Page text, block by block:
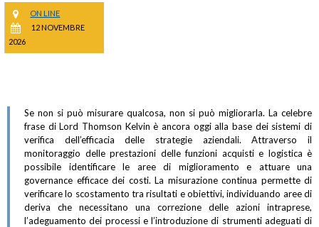
ON LINE
12 NOVEMBRE
2026
Se non si può misurare qualcosa, non si può migliorarla. La celebre
frase di Lord Thomson Kelvin è ancora oggi alla base dei sistemi di
verifica dell’efficacia delle strategie aziendali. Attraverso il
monitoraggio delle prestazioni delle funzioni acquisti e logistica è
possibile identificare le aree di miglioramento e attuare una
governance efficace dei costi. La misurazione continua permette di
verificare lo scostamento tra risultati e obiettivi, individuando aree di
deriva che necessitano una correzione delle azioni intraprese,
l’adeguamento dei processi e l’introduzione di strumenti adeguati di